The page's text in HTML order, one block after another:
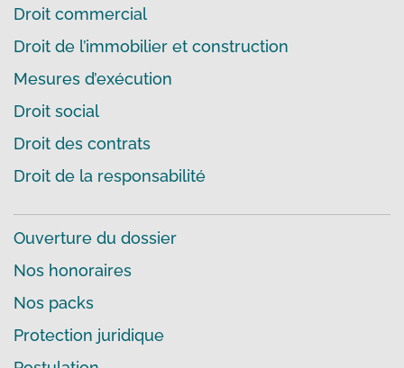
Droit commercial
Droit de l’immobilier et construction
Mesures d’exécution
Droit social
Droit des contrats
Droit de la responsabilité
Ouverture du dossier
Nos honoraires
Nos packs
Protection juridique